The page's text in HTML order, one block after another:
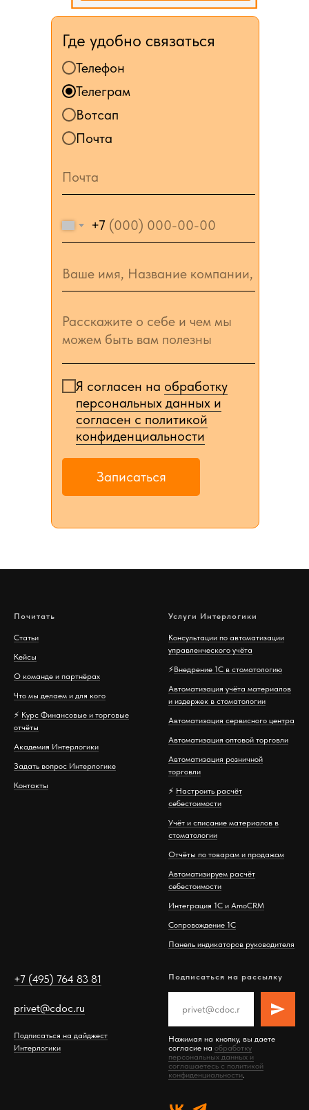
Где удобно связаться
Телефон
Телеграм
Вотсап
Почта
+7
Я согласен на обработку
персональных данных и
согласен c политикой
конфиденциальности
Записаться
Почитать
Статьи
Кейсы
О команде и партнёрах
Что мы делаем и для кого
⚡️ Курс Финансовые и торговые
отчёты
Академия Интерлогики
Задать вопрос Интерлогике
Контакты
Услуги Интерлогики
Консультации по автоматизации
управленческого учёта
⚡️Внедрение 1С в стоматологию
Автоматизация учёта материалов
и издержек в стоматологии
Автоматизация сервисного центра
Автоматизация оптовой торговли
Автоматизация розничной
торговли
⚡️ Настроить расчёт
себестоимости
Учёт и списание материалов в
стоматологии
Отчёты по товарам и продажам
Автоматизируем расчёт
себестоимости
Интеграция 1С и AmoCRM
Сопровождение 1С
Панель индикаторов руководителя
+7 (495) 764 83 81
privet@cdoc.ru
Подписаться на дайджест
Интерлогики
Подписаться на рассылку
Нажимая на кнопку, вы даете
согласие на обработку
персональных данных и
соглашаетесь c политикой
конфиденциальности